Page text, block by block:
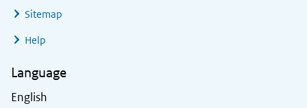
Sitemap
Help
Language
English